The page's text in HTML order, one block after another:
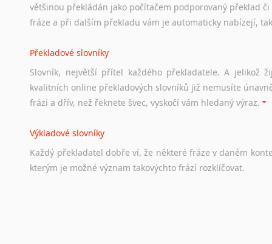
Soubor odkazů užitečných všem, kteří uvažují o studiu v
a zázemí, australské univerzity a samozřejmě i osobní
Práce v Austrálii
Odkazy poskytující cenné informace nekomerčního
hledat práci na internetu případně osobní zkušenosti
Hledáte-li
práci
stejná obecná pravidla, jako pro český životopis. Tak dost
většinou překládán jako počítačem podporovaný překlad
fráze a při dalším překladu vám je automaticky nabízejí,
Překladové slovníky
Slovník, největší přítel každého překladatele. A jelikož
kvalitních online překladových slovníků již nemusíte
frázi a dřív, než řeknete švec, vyskočí vám hledaný výraz.
Výkladové slovníky
Každý překladatel dobře ví, že některé fráze v daném
kterým je možné význam takovýchto frází rozklíčovat.